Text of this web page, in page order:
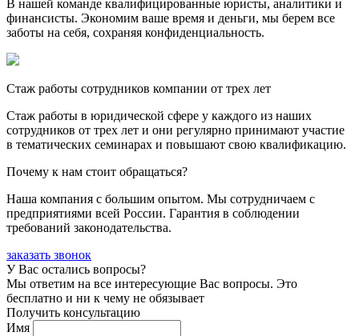
В нашей команде квалифицированные юристы, аналитики и
финансисты. Экономим ваше время и деньги, мы берем все
заботы на себя, сохраняя конфиденциальность.
Стаж работы сотрудников компании от трех лет
Стаж работы в юридической сфере у каждого из наших
сотрудников от трех лет и они регулярно принимают участие
в тематических семинарах и повышают свою квалификацию.
Почему к нам стоит обращаться?
Наша компания с большим опытом. Мы сотрудничаем с
предприятиями всей России. Гарантия в соблюдении
требований законодательства.
заказать звонок
У Вас остались вопросы?
Мы ответим на все интересующие Вас вопросы. Это
бесплатно и ни к чему не обязывает
Получить консультацию
Имя